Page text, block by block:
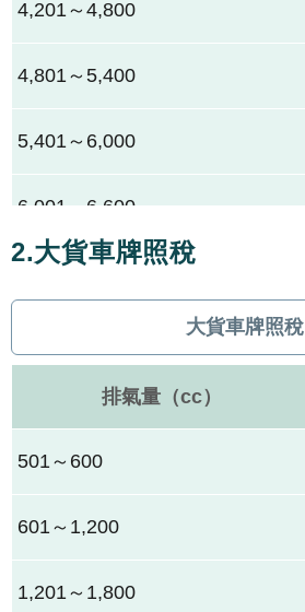
4,201～4,800
4,801～5,400
5,401～6,000
6,001～6,600
6,601～7,200
7,801～8,400
8,401～9,000
9,001～9,600
9,601～10,200
2.大貨車牌照稅
大貨車牌照稅
排氣量（cc）
501～600
601～1,200
1,201～1,800